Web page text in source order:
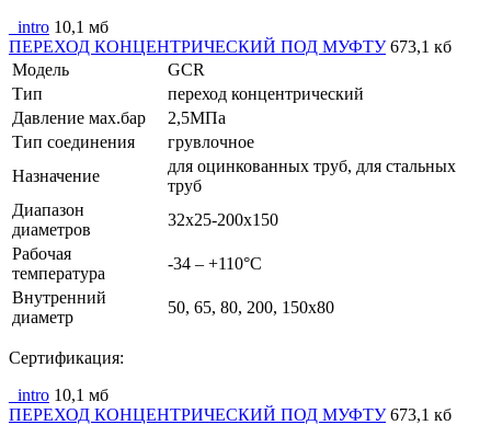
_intro 10,1 мб
ПЕРЕХОД КОНЦЕНТРИЧЕСКИЙ ПОД МУФТУ 673,1 кб
Модель
GCR
Тип
переход концентрический
Давление мах.бар
2,5МПа
Тип соединения
грувлочное
Назначение
для оцинкованных труб, для стальных
труб
Диапазон
диаметров
32x25-200x150
Рабочая
температура
-34 – +110°С
Внутренний
диаметр
50, 65, 80, 200, 150x80
Сертификация:
_intro 10,1 мб
ПЕРЕХОД КОНЦЕНТРИЧЕСКИЙ ПОД МУФТУ 673,1 кб